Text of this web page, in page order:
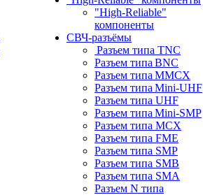
"High-Reliable"
компоненты
СВЧ-разъёмы
Разъем типа TNC
Разъем типа BNC
Разъем типа MMCX
Разъем типа Mini-UHF
Разъем типа UHF
Разъем типа Mini-SMP
Разъем типа MCX
Разъем типа FME
Разъем типа SMP
Разъем типа SMB
Разъем типа SMA
Разъем N типа